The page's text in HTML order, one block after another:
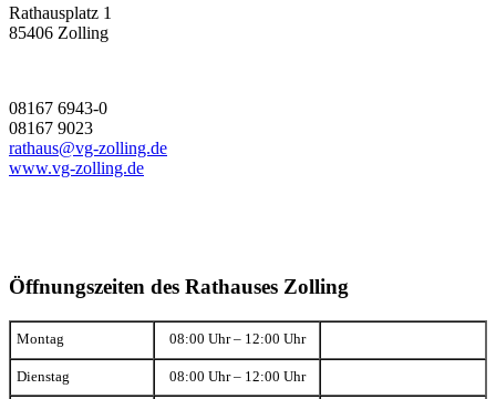
Rathausplatz 1
85406 Zolling
08167 6943-0
08167 9023
rathaus@vg-zolling.de
www.vg-zolling.de
Öffnungszeiten des Rathauses Zolling
Montag 08:00 Uhr – 12:00 Uhr
Dienstag 08:00 Uhr – 12:00 Uhr